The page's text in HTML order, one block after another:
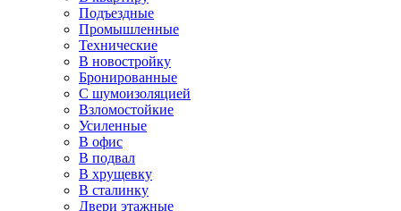
Подъездные
Промышленные
Технические
В новостройку
Бронированные
С шумоизоляцией
Взломостойкие
Усиленные
В офис
В подвал
В хрущевку
В сталинку
Двери этажные